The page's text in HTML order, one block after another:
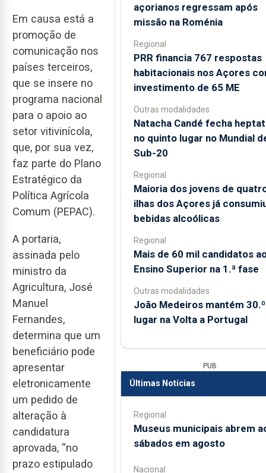
Em causa está a
promoção de
comunicação nos
países terceiros,
que se insere no
programa nacional
para o apoio ao
setor vitivinícola,
que, por sua vez,
faz parte do Plano
Estratégico da
Política Agrícola
Comum (PEPAC).
A portaria,
assinada pelo
ministro da
Agricultura, José
Manuel
Fernandes,
determina que um
beneficiário pode
apresentar
eletronicamente
um pedido de
alteração à
candidatura
aprovada, “no
prazo estipulado
açorianos regressam após
missão na Roménia
Regional
PRR financia 767 respostas
habitacionais nos Açores
investimento de 65 ME
Outras modalidades
Natacha Candé fecha
no quinto lugar no Mundial
Sub-20
Regional
Maioria dos jovens de
ilhas dos Açores já
bebidas alcoólicas
Regional
Mais de 60 mil candidatos
Ensino Superior na 1.ª fase
Outras modalidades
João Medeiros mantém 30.º
lugar na Volta a Portugal
PUB
Últimas Notícias
Regional
Museus municipais abrem
sábados em agosto
Nacional